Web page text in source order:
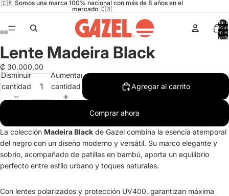
🇨🇷 Somos una marca 100% nacional con más de 8 años en el
mercado 🇨🇷
Total
en el
Abrir
imagen
a
pantalla
completa
Abrir
imagen
a
pantalla
completa
Abrir
imagen
a
pantalla
completa
Abrir
imagen
a
pantalla
completa
Lente Madeira Black
₡ 30.000,00
Disminuir
cantidad
Aumentar
cantidad
Agregar al carrito
Comprar ahora
La colección Madeira Black de Gazel combina la esencia atemporal
del negro con un diseño moderno y versátil. Su marco elegante y
sobrio, acompañado de patillas en bambú, aporta un equilibrio
perfecto entre estilo urbano y toques naturales.
Con lentes polarizados y protección UV400, garantizan máxima